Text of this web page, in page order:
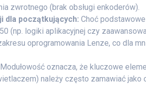
zwrotnego (brak obsługi enkoderów).
dla początkujących: Choć
(np. logiki aplikacyjnej czy
oprogramowania Lenze, co dla
Modułowość oznacza, że kluczowe
należy często zamawiać